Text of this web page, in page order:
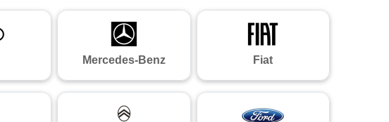
Mercedes-Benz Fiat